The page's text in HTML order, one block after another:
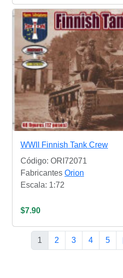
WWII Finnish Tank Crew
Código: ORI72071
Fabricantes Orion
Escala: 1:72
$7.90
1 2 3 4 5